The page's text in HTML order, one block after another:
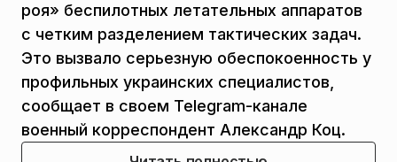
роя» беспилотных летательных аппаратов
с четким разделением тактических задач.
Это вызвало серьезную обеспокоенность у
профильных украинских специалистов,
сообщает в своем Telegram-канале
военный корреспондент Александр Коц.